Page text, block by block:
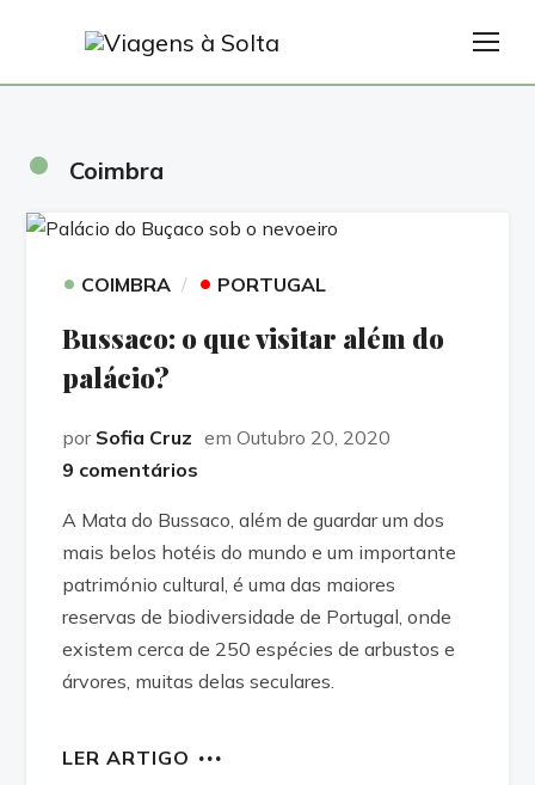
• Coimbra
• COIMBRA • PORTUGAL
Bussaco: o que visitar além do
palácio?
por Sofia Cruz em Outubro 20, 2020
9 comentários
A Mata do Bussaco, além de guardar um dos
mais belos hotéis do mundo e um importante
património cultural, é uma das maiores
reservas de biodiversidade de Portugal, onde
existem cerca de 250 espécies de arbustos e
árvores, muitas delas seculares.
LER ARTIGO